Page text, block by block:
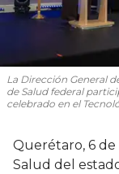
La Dirección General
de Salud federal
celebrado en el
Querétaro, 6 de
Salud del